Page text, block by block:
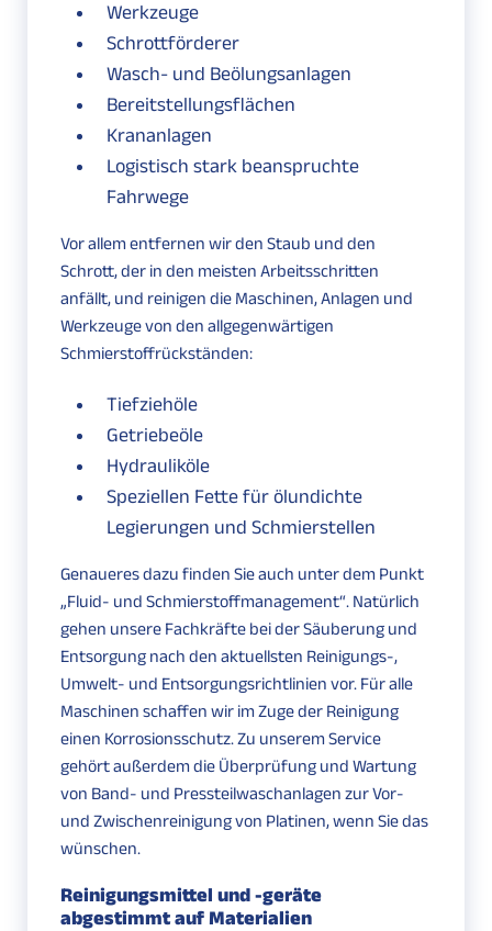
Werkzeuge
Schrottförderer
Wasch- und Beölungsanlagen
Bereitstellungsflächen
Krananlagen
Logistisch stark beanspruchte
Fahrwege
Vor allem entfernen wir den Staub und den
Schrott, der in den meisten Arbeitsschritten
anfällt, und reinigen die Maschinen, Anlagen und
Werkzeuge von den allgegenwärtigen
Schmierstoffrückständen:
Tiefziehöle
Getriebeöle
Hydrauliköle
Speziellen Fette für ölundichte
Legierungen und Schmierstellen
Genaueres dazu finden Sie auch unter dem Punkt
„Fluid- und Schmierstoffmanagement“. Natürlich
gehen unsere Fachkräfte bei der Säuberung und
Entsorgung nach den aktuellsten Reinigungs-,
Umwelt- und Entsorgungsrichtlinien vor. Für alle
Maschinen schaffen wir im Zuge der Reinigung
einen Korrosionsschutz. Zu unserem Service
gehört außerdem die Überprüfung und Wartung
von Band- und Pressteilwaschanlagen zur Vor-
und Zwischenreinigung von Platinen, wenn Sie das
wünschen.
Reinigungsmittel und -geräte
abgestimmt auf Materialien